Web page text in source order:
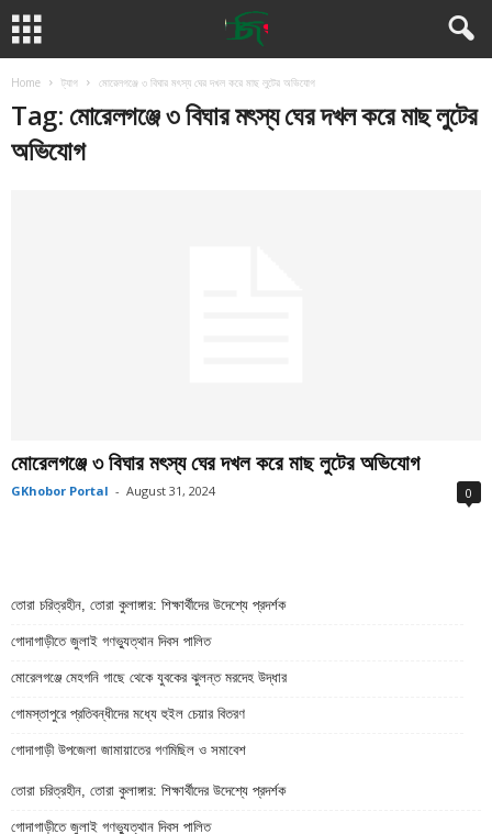
Home ট্যাগ মোরেলগঞ্জে ৩ বিঘার মৎস্য ঘের দখল করে মাছ লুটের অভিযোগ
Tag: মোরেলগঞ্জে ৩ বিঘার মৎস্য ঘের দখল করে মাছ লুটের
অভিযোগ
মোরেলগঞ্জে ৩ বিঘার মৎস্য ঘের দখল করে মাছ লুটের অভিযোগ
GKhobor Portal - August 31, 2024 0
তোরা চরিত্রহীন, তোরা কুলাঙ্গার: শিক্ষার্থীদের উদেশ্যে প্রদর্শক
গোদাগাড়ীতে জুলাই গণভ্যুত্থান দিবস পালিত
মোরেলগঞ্জে মেহগনি গাছে থেকে যুবকের ঝুলন্ত মরদেহ উদ্ধার
গোমস্তাপুরে প্রতিবন্ধীদের মধ্যে হুইল চেয়ার বিতরণ
গোদাগাড়ী উপজেলা জামায়াতের গণমিছিল ও সমাবেশ
তোরা চরিত্রহীন, তোরা কুলাঙ্গার: শিক্ষার্থীদের উদেশ্যে প্রদর্শক
গোদাগাড়ীতে জুলাই গণভ্যুত্থান দিবস পালিত